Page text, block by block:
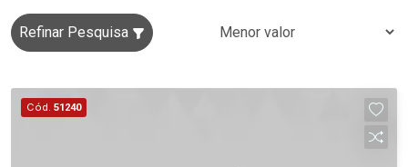
Refinar Pesquisa
Cód. 51240